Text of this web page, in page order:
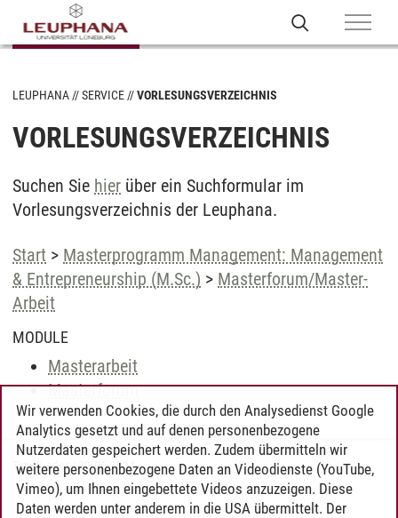
LEUPHANA SERVICE VORLESUNGSVERZEICHNIS
VORLESUNGSVERZEICHNIS
Suchen Sie hier über ein Suchformular im
Vorlesungsverzeichnis der Leuphana.
Start > Masterprogramm Management: Management
& Entrepreneurship (M.Sc.) > Masterforum/Master-
Arbeit
MODULE
Masterarbeit
Masterforum
Timo Leder/30.06.2024
Wir verwenden Cookies, die durch den Analysedienst Google
Analytics gesetzt und auf denen personenbezogene
Nutzerdaten gespeichert werden. Zudem übermitteln wir
weitere personenbezogene Daten an Videodienste (YouTube,
Vimeo), um Ihnen eingebettete Videos anzuzeigen. Diese
Daten werden unter anderem in die USA übermittelt. Der